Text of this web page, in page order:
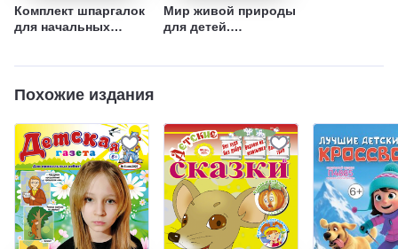
Комплект шпаргалок
для начальных
Мир живой природы
для детей.
Похожие издания